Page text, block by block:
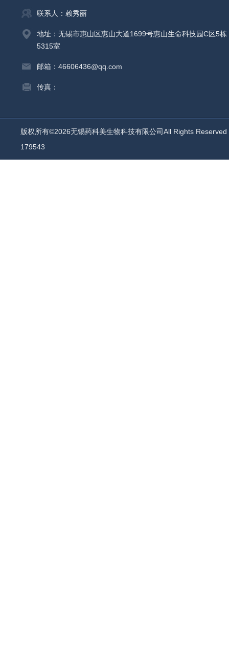
联系人：赖秀丽
地址：无锡市惠山区惠山大道1699号惠山生命科技园C区5栋
5315室
邮箱：46606436@qq.com
传真：
版权所有©2026无锡药科美生物科技有限公司All Rights
179543